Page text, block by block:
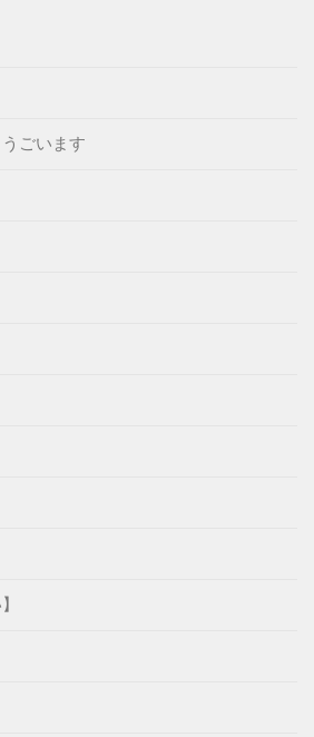
ごいます